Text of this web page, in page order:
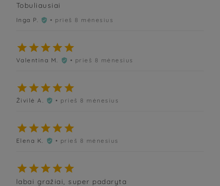
Tobuliausiai
Inga P.  • prieš 8 mėnesius

Valentina M.  • prieš 8 mėnesius

Živilė A.  • prieš 8 mėnesius

Elena K.  • prieš 8 mėnesius

labai gražiai, super padaryta